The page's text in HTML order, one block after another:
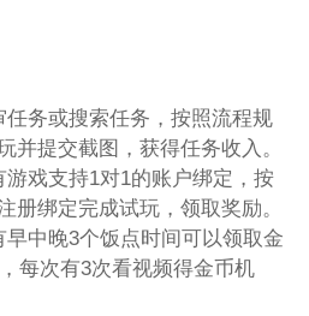
务或搜索任务，按照流程规
并提交截图，获得任务收入。
戏支持1对1的账户绑定，按
册绑定完成试玩，领取奖励。
中晚3个饭点时间可以领取金
每次有3次看视频得金币机